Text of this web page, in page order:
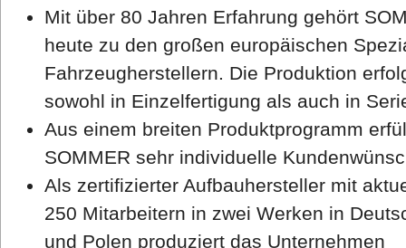
Mit über 80 Jahren Erfahrung gehört
heute zu den großen europäischen
Fahrzeugherstellern. Die Produktion
sowohl in Einzelfertigung als auch in
Aus einem breiten Produktprogramm
SOMMER sehr individuelle
Als zertifizierter Aufbauhersteller mit
250 Mitarbeitern in zwei Werken in
und Polen produziert das Unternehmen